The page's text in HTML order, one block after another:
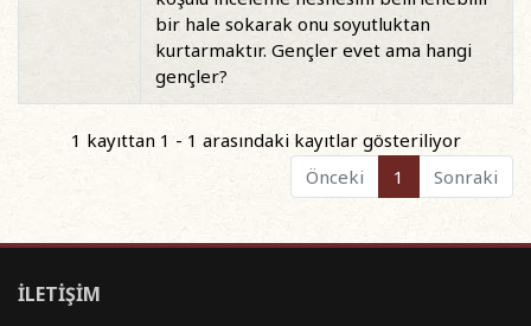
bir hale sokarak onu soyutluktan
kurtarmaktır. Gençler evet ama hangi
gençler?
1 kayıttan 1 - 1 arasındaki kayıtlar gösteriliyor
Önceki
1 Sonraki
İLETİŞİM